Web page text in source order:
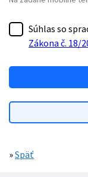
Súhlas so
Zákona č. 18/
»Späť